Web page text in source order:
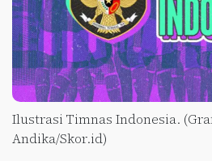
Ilustrasi Timnas Indonesia.
Andika/Skor.id)